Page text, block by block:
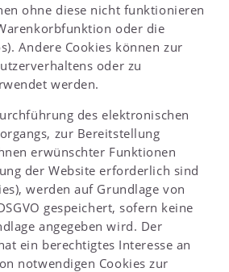
ohne diese nicht funktionieren
oder die
Andere Cookies können zur
oder zu
werden.
des elektronischen
zur Bereitstellung
erwünschter Funktionen
der Website erforderlich sind
werden auf Grundlage von
gespeichert, sofern keine
angegeben wird. Der
ein berechtigtes Interesse an
notwendigen Cookies zur